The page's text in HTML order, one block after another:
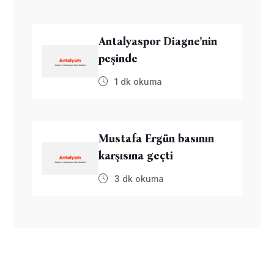
Antalyaspor Diagne'nin
peşinde
1 dk okuma
Mustafa Ergün basının
karşısına geçti
3 dk okuma